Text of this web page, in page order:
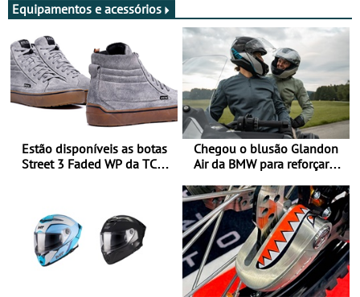
Equipamentos e acessórios
Estão disponíveis as botas
Street 3 Faded WP da TCX
Chegou o blusão Glandon
Air da BMW para reforçar
verão